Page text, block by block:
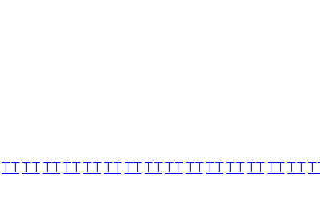
TTTTTTTTTTTTTTTTTTTTTTTTTTTTTT